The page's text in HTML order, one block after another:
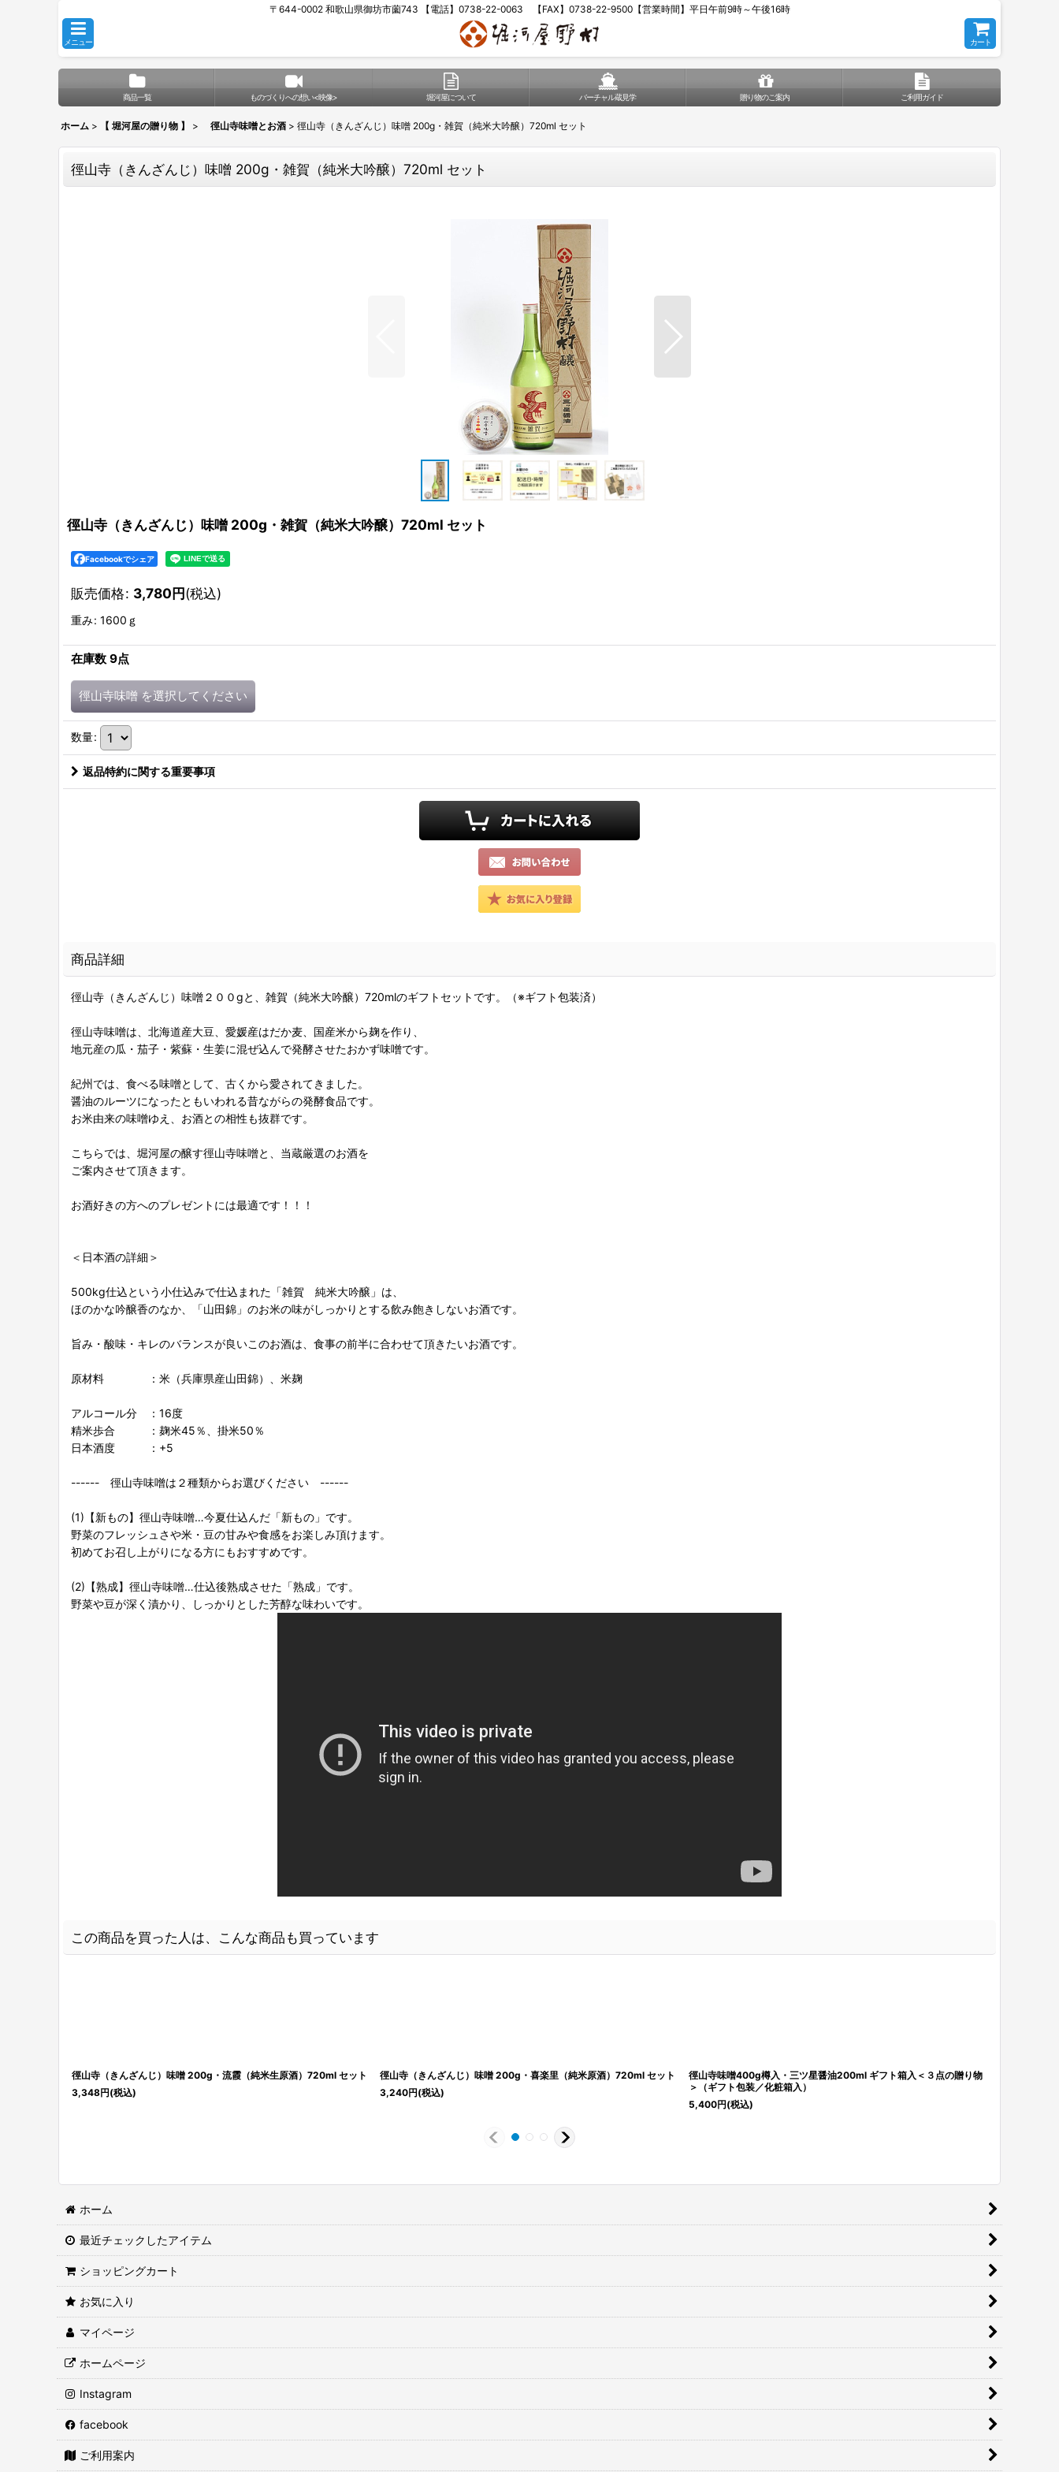
〒644-0002 和歌山県御坊市薗743 【電話】0738-22-0063 【FAX】0738-22-9500【営業時間】平日午前9時～午後16時
メニュー カート
商品一覧 ものづくりへの想い<映像> 堀河屋について バーチャル蔵見学 贈り物のご案内 ご利用ガイド
ホーム > 【 堀河屋の贈り物 】 > 徑山寺味噌とお酒 > 徑山寺（きんざんじ）味噌 200g・雑賀（純米大吟醸）720ml セット
徑山寺（きんざんじ）味噌 200g・雑賀（純米大吟醸）720ml セット
徑山寺（きんざんじ）味噌 200g・雑賀（純米大吟醸）720ml セット
Facebookでシェア
販売価格: 3,780円(税込)
重み: 1600ｇ
在庫数 9点
徑山寺味噌 を選択してください
数量:
返品特約に関する重要事項
商品詳細
徑山寺（きんざんじ）味噌２００gと、雑賀（純米大吟醸）720mlのギフトセットです。（※ギフト包装済）
徑山寺味噌は、北海道産大豆、愛媛産はだか麦、国産米から麹を作り、
地元産の瓜・茄子・紫蘇・生姜に混ぜ込んで発酵させたおかず味噌です。
紀州では、食べる味噌として、古くから愛されてきました。
醤油のルーツになったともいわれる昔ながらの発酵食品です。
お米由来の味噌ゆえ、お酒との相性も抜群です。
こちらでは、堀河屋の醸す徑山寺味噌と、当蔵厳選のお酒を
ご案内させて頂きます。
お酒好きの方へのプレゼントには最適です！！！
＜日本酒の詳細＞
500kg仕込という小仕込みで仕込まれた「雑賀 純米大吟醸」は、
ほのかな吟醸香のなか、「山田錦」のお米の味がしっかりとする飲み飽きしないお酒です。
旨み・酸味・キレのバランスが良いこのお酒は、食事の前半に合わせて頂きたいお酒です。
原材料 ：米（兵庫県産山田錦）、米麹
アルコール分 ：16度
精米歩合 ：麹米45％、掛米50％
日本酒度 ：+5
------ 徑山寺味噌は２種類からお選びください ------
(1)【新もの】徑山寺味噌…今夏仕込んだ「新もの」です。
野菜のフレッシュさや米・豆の甘みや食感をお楽しみ頂けます。
初めてお召し上がりになる方にもおすすめです。
(2)【熟成】徑山寺味噌…仕込後熟成させた「熟成」です。
野菜や豆が深く漬かり、しっかりとした芳醇な味わいです。
この商品を買った人は、こんな商品も買っています
徑山寺（きんざんじ）味噌 200g・流霞（純米生原酒）720ml セット
3,348円(税込)
徑山寺（きんざんじ）味噌 200g・喜楽里（純米原酒）720ml セット
3,240円(税込)
徑山寺味噌400g樽入・三ツ星醤油200ml ギフト箱入＜３点の贈り物
＞（ギフト包装／化粧箱入）
5,400円(税込)
ホーム
最近チェックしたアイテム
ショッピングカート
お気に入り
マイページ
ホームページ
Instagram
facebook
ご利用案内